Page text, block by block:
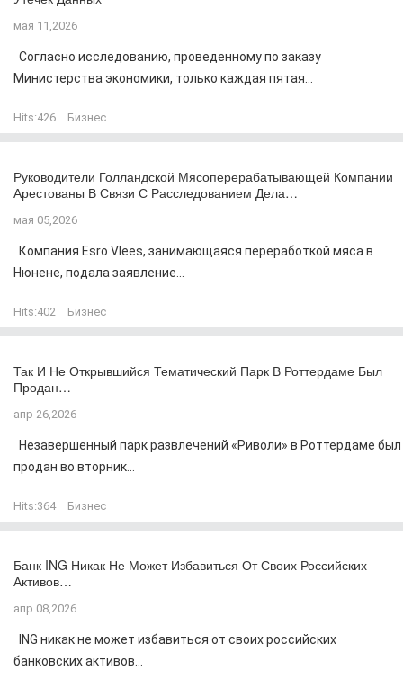
мая 11,2026
Согласно исследованию, проведенному по заказу
Министерства экономики, только каждая пятая...
Hits:426 Бизнес
Руководители Голландской Мясоперерабатывающей Компании
Арестованы В Связи С Расследованием Дела…
мая 05,2026
Компания Esro Vlees, занимающаяся переработкой мяса в
Нюнене, подала заявление...
Hits:402 Бизнес
Так И Не Открывшийся Тематический Парк В Роттердаме Был
Продан…
апр 26,2026
Незавершенный парк развлечений «Риволи» в Роттердаме был
продан во вторник...
Hits:364 Бизнес
Банк ING Никак Не Может Избавиться От Своих Российских
Активов…
апр 08,2026
ING никак не может избавиться от своих российских
банковских активов...